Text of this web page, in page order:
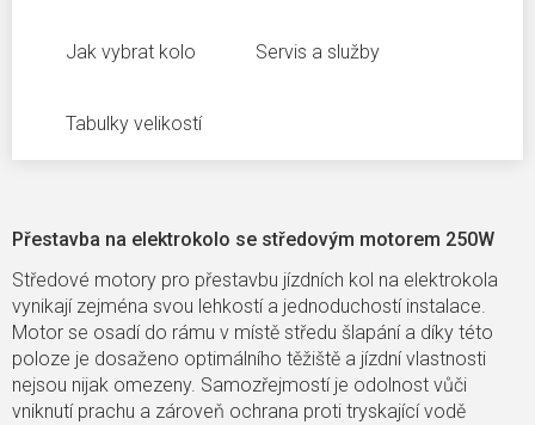
Jak vybrat kolo Servis a služby
Tabulky velikostí
Přestavba na elektrokolo se středovým motorem 250W
Středové motory pro přestavbu jízdních kol na elektrokola
vynikají zejména svou lehkostí a jednoduchostí instalace.
Motor se osadí do rámu v místě středu šlapání a díky této
poloze je dosaženo optimálního těžiště a jízdní vlastnosti
nejsou nijak omezeny. Samozřejmostí je odolnost vůči
vniknutí prachu a zároveň ochrana proti tryskající vodě